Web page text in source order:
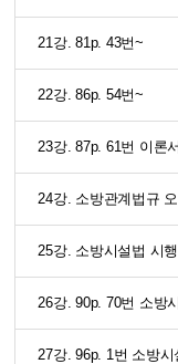
21강. 81p. 43번~
22강. 86p. 54번~
23강. 87p. 61번 이론
24강. 소방관계법규
25강. 소방시설법 시행
26강. 90p. 70번 소방
27강. 96p. 1번 소방